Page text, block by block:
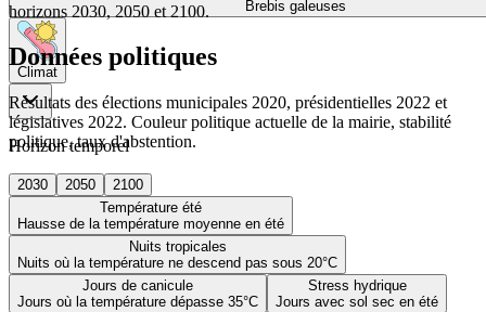
Brebis galeuses
Climat
Horizon temporel
2030 2050
2100
Température été
Hausse de la température moyenne en été
Nuits tropicales
Nuits où la température ne descend pas sous 20°C
Jours de canicule
Jours où la température dépasse 35°C
Stress hydrique
Jours avec sol sec en été
horizons 2030, 2050 et 2100.
Données politiques
Résultats des élections municipales 2020, présidentielles 2022 et
législatives 2022. Couleur politique actuelle de la mairie, stabilité
politique, taux d'abstention.